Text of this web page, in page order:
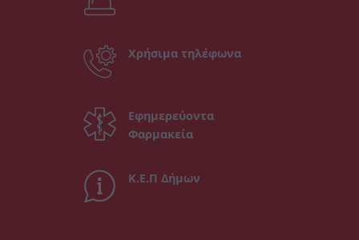
Χρήσιμα τηλέφωνα
Εφημερεύοντα
Φαρμακεία
Κ.Ε.Π Δήμων